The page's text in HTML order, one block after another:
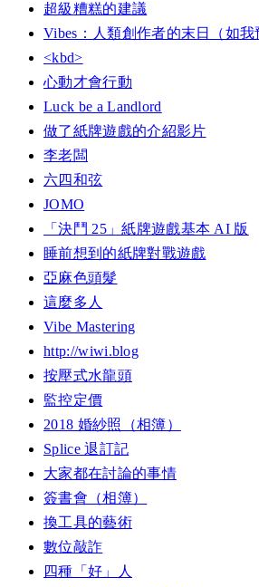
超級糟糕的建議
Vibes：人類創作者的末日（如我
<kbd>
心動才會行動
Luck be a Landlord
做了紙牌遊戲的介紹影片
李老闆
六四和弦
JOMO
「決鬥 25」紙牌遊戲基本 AI 版
睡前想到的紙牌對戰遊戲
亞麻色頭髮
這麼多人
Vibe Mastering
http://wiwi.blog
按壓式水龍頭
監控定價
2018 婚紗照（相簿）
Splice 退訂記
大家都在討論的事情
簽書會（相簿）
換工具的藝術
數位敲詐
四種「好」人